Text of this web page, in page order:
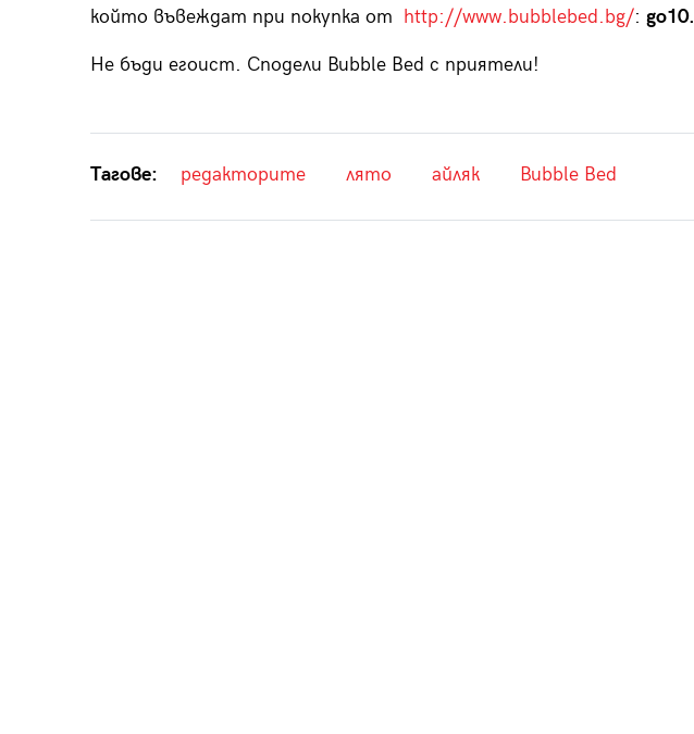
който въвеждат при покупка от http://www.bubblebed.bg/: go10.
Не бъди егоист. Сподели Bubble Bed с приятели!
Тагове: редакторите лято айляк Bubble Bed